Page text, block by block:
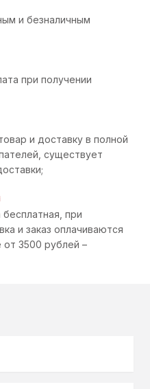
и безналичным
при получении
и доставку в полной
существует
при
и заказ оплачиваются
от 3500 рублей –